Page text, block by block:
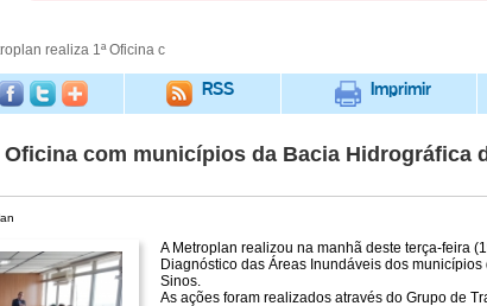
realiza 1ª Oficina c
RSS Imprimir
Oficina com municípios da Bacia Hidrográfica
A Metroplan realizou na manhã deste terça-feira
Diagnóstico das Áreas Inundáveis dos municípios
Sinos.
As ações foram realizados através do Grupo de